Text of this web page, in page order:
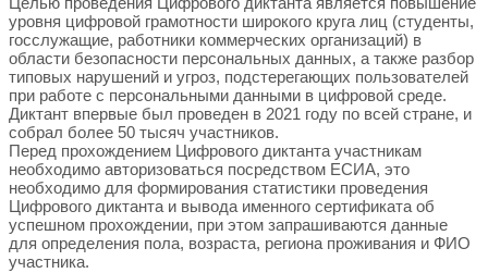
уровня цифровой грамотности широкого круга лиц (студенты,
госслужащие, работники коммерческих организаций) в
области безопасности персональных данных, а также разбор
типовых нарушений и угроз, подстерегающих пользователей
при работе с персональными данными в цифровой среде.
Диктант впервые был проведен в 2021 году по всей стране, и
собрал более 50 тысяч участников.
Перед прохождением Цифрового диктанта участникам
необходимо авторизоваться посредством ЕСИА, это
необходимо для формирования статистики проведения
Цифрового диктанта и вывода именного сертификата об
успешном прохождении, при этом запрашиваются данные
для определения пола, возраста, региона проживания и ФИО
участника.